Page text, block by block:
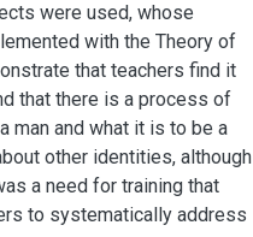
were used, whose
with the Theory of
that teachers find it
that there is a process of
man and what it is to be a
other identities, although
a need for training that
to systematically address